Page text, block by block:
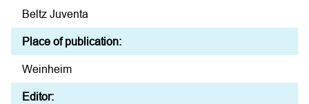
Beltz Juventa
Place of publication:
Weinheim
Editor: